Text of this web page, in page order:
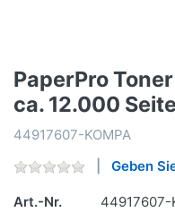
PaperPro
ca. 12.000
44917607-KOMPA
Geben
Art.-Nr.
44917607-